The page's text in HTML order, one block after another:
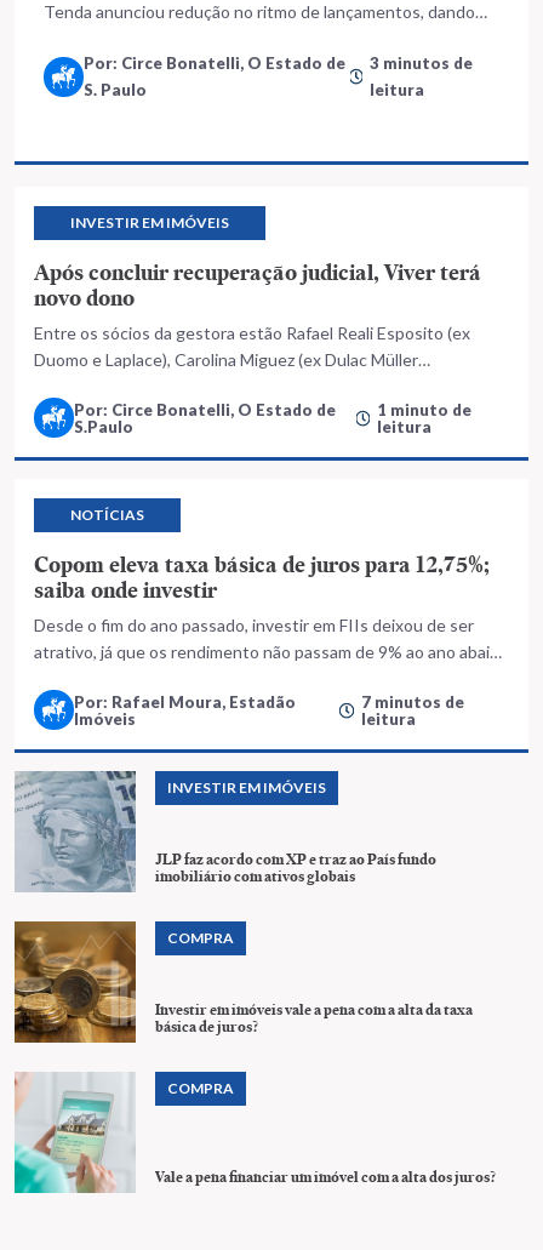
Tenda anunciou redução no ritmo de lançamentos, dando
patamar que foi sua meta em anos anteriores
Por: Circe Bonatelli, O Estado de
S. Paulo
3 minutos de
leitura
INVESTIR EM IMÓVEIS
Após concluir recuperação judicial, Viver terá
novo dono
Entre os sócios da gestora estão Rafael Reali Esposito (ex
Duomo e Laplace), Carolina Miguez (ex Dulac Müller
Por: Circe Bonatelli, O Estado de
S.Paulo
1 minuto de
leitura
NOTÍCIAS
Copom eleva taxa básica de juros para 12,75%;
saiba onde investir
Desde o fim do ano passado, investir em FIIs deixou de ser
atrativo, já que os rendimento não passam de 9% ao ano abaixo
Por: Rafael Moura, Estadão
Imóveis
7 minutos de
leitura
INVESTIR EM IMÓVEIS
JLP faz acordo com XP e traz ao País fundo
imobiliário com ativos globais
COMPRA
Investir em imóveis vale a pena com a alta da taxa
básica de juros?
COMPRA
Vale a pena financiar um imóvel com a alta dos juros?